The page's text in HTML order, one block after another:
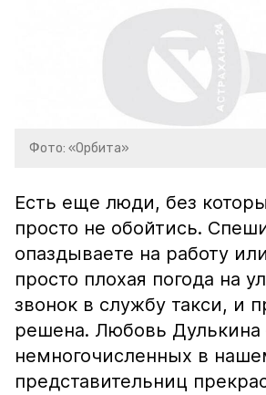
Фото: «Орбита»
Есть еще люди, без
просто не обойтись.
опаздываете на работу
просто плохая погода на
звонок в службу такси, и
решена. Любовь Дулькина
немногочисленных в
представительниц